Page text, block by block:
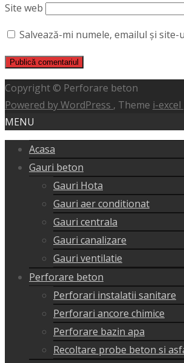
Site web
Salvează-mi numele, emailul și
Copyright © Perforare beton
Powered by WordPress , Theme i-excel
MENU
Acasa
Gauri beton
Gauri Hota
Gauri aer conditionat
Gauri centrala
Gauri canalizare
Gauri ventilatie
Perforare beton
Perforari instalatii sanitare
Perforari ancore chimice
Perforare bazin apa
Recoltare probe beton si